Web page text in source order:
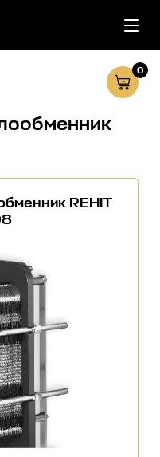
Сервисные
0
REHIT